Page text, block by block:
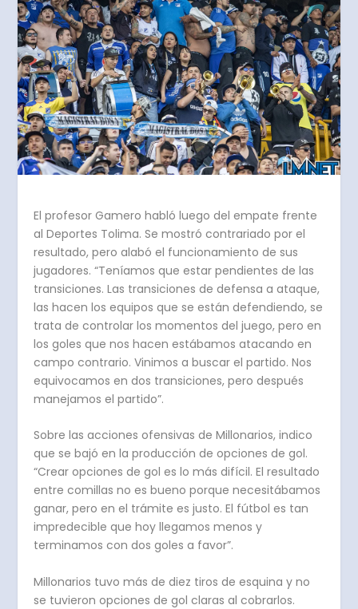
El profesor Gamero habló luego del empate frente
al Deportes Tolima. Se mostró contrariado por el
resultado, pero alabó el funcionamiento de sus
jugadores. “Teníamos que estar pendientes de las
transiciones. Las transiciones de defensa a ataque,
las hacen los equipos que se están defendiendo, se
trata de controlar los momentos del juego, pero en
los goles que nos hacen estábamos atacando en
campo contrario. Vinimos a buscar el partido. Nos
equivocamos en dos transiciones, pero después
manejamos el partido”.
Sobre las acciones ofensivas de Millonarios, indico
que se bajó en la producción de opciones de gol.
“Crear opciones de gol es lo más difícil. El resultado
entre comillas no es bueno porque necesitábamos
ganar, pero en el trámite es justo. El fútbol es tan
impredecible que hoy llegamos menos y
terminamos con dos goles a favor”.
Millonarios tuvo más de diez tiros de esquina y no
se tuvieron opciones de gol claras al cobrarlos.